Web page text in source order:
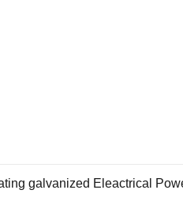
galvanized Eleactrical